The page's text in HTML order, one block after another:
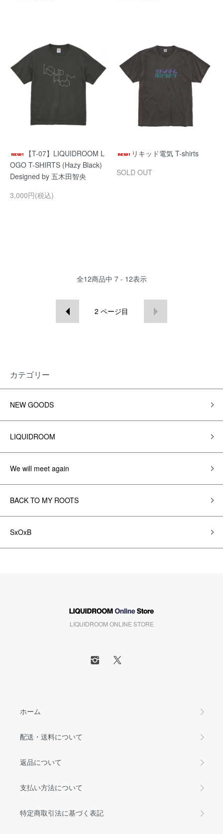
【T-07】LIQUIDROOM L
OGO T-SHIRTS (Hazy Black)
Designed by 五木田智央
3,000円(税込)
リキッド電気 T-shirts
SOLD OUT
全12商品中 7 - 12表示
2 ページ目
カテゴリー
NEW GOODS
LIQUIDROOM
We will meet again
BACK TO MY ROOTS
SxOxB
LIQUIDROOM ONLINE STORE
ホーム
配送・送料について
返品について
支払い方法について
特定商取引法に基づく表記